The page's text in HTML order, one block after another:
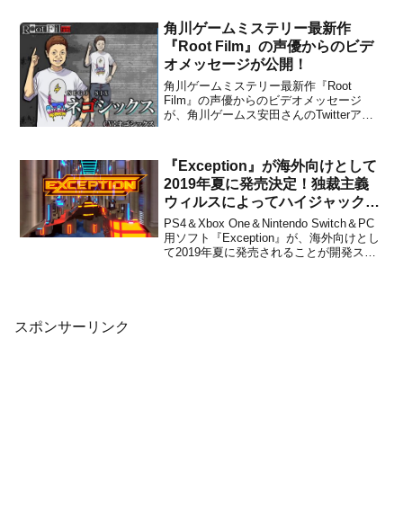
チェックすることができます。【好評発
売中】PS5™/PS4...
角川ゲームミステリー最新作
『Root Film』の声優からのビデ
オメッセージが公開！
角川ゲームミステリー最新作『Root
Film』の声優からのビデオメッセージ
が、角川ゲームス安田さんのTwitterアカ
す。【更新】駒田航さん&i☆Ris「Root
Film」出演ビデオメッセージ集 総集編
が...
『Exception』が海外向けとして
2019年夏に発売決定！独裁主義
ウィルスによってハイジャックさ
れたコンピュータシステムを舞台
とした戦闘アクションゲーム
PS4＆Xbox One＆Nintendo Switch＆PC
用ソフト『Exception』が、海外向けとし
て2019年夏に発売されることが開発スタ
スポンサーリンク